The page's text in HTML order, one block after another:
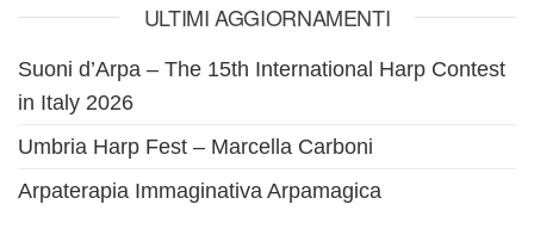
ULTIMI AGGIORNAMENTI
Suoni d’Arpa – The 15th International Harp Contest
in Italy 2026
Umbria Harp Fest – Marcella Carboni
Arpaterapia Immaginativa Arpamagica